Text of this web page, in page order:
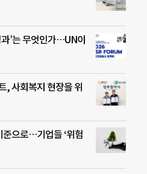
’는 무엇인가…UN이
, 사회복지 현장을 위
으로…기업들 ‘위험